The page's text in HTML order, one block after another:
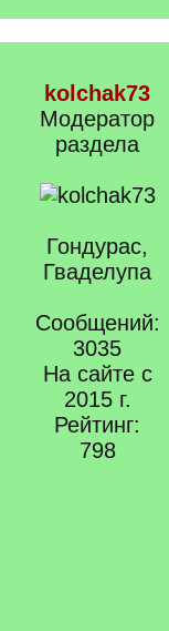
kolchak73
Модератор
раздела
Гондурас,
Гваделупа
Сообщений:
3035
На сайте с
2015 г.
Рейтинг:
798